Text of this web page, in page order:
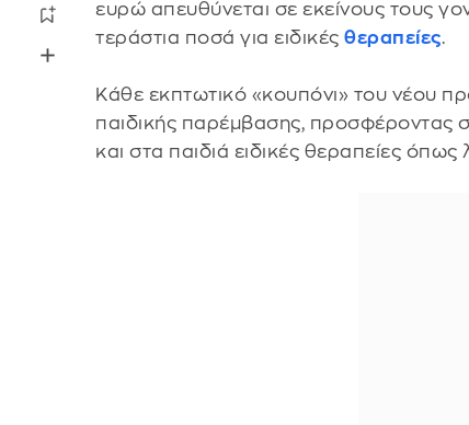
ευρώ απευθύνεται σε εκείνους τους
τεράστια ποσά για ειδικέςθεραπείες.
Κάθε εκπτωτικό «κουπόνι» του νέου
παιδικής παρέμβασης, προσφέροντας
και στα παιδιά ειδικές θεραπείες